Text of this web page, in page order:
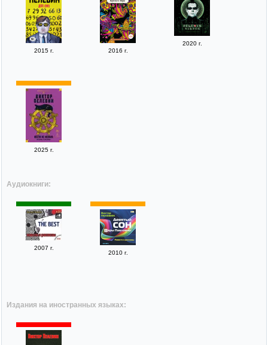
2015 г. 2016 г.
2020 г.
2025 г.
Аудиокниги:
2007 г.
2010 г.
Издания на иностранных языках: